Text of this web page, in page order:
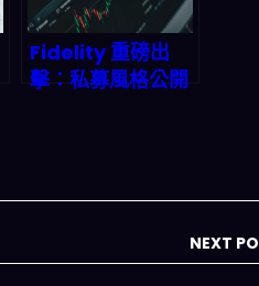
Fidelity 重磅出
擊：私募風格公開
NEXT